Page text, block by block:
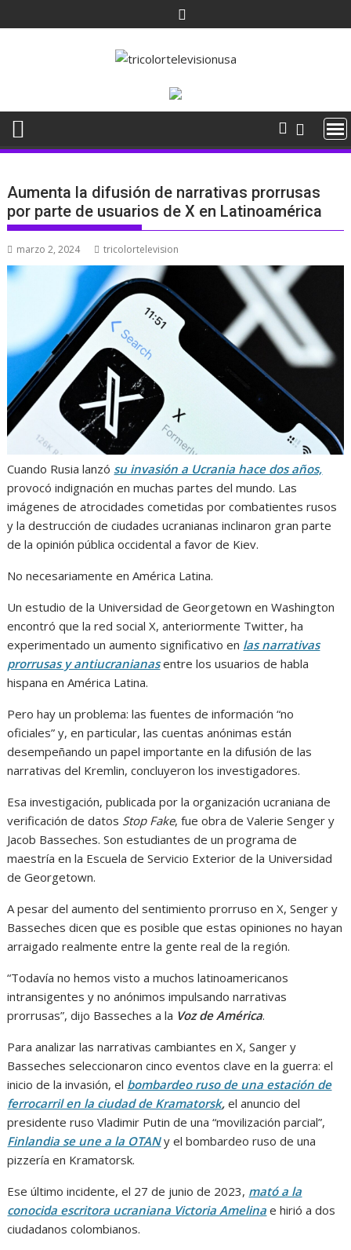
al
Aumenta la difusión de narrativas prorrusas
por parte de usuarios de X en Latinoamérica
marzo 2, 2024 tricolortelevision
Cuando Rusia lanzó su invasión a Ucrania hace dos años,
provocó indignación en muchas partes del mundo. Las
imágenes de atrocidades cometidas por combatientes rusos
y la destrucción de ciudades ucranianas inclinaron gran parte
de la opinión pública occidental a favor de Kiev.
No necesariamente en América Latina.
Un estudio de la Universidad de Georgetown en Washington
encontró que la red social X, anteriormente Twitter, ha
experimentado un aumento significativo en las narrativas
prorrusas y antiucranianasentre los usuarios de habla
hispana en América Latina.
Pero hay un problema: las fuentes de información “no
oficiales” y, en particular, las cuentas anónimas están
desempeñando un papel importante en la difusión de las
narrativas del Kremlin, concluyeron los investigadores.
Esa investigación, publicada por la organización ucraniana de
verificación de datos Stop Fake, fue obra de Valerie Senger y
Jacob Basseches. Son estudiantes de un programa de
maestría en la Escuela de Servicio Exterior de la Universidad
de Georgetown.
A pesar del aumento del sentimiento prorruso en X, Senger y
Basseches dicen que es posible que estas opiniones no hayan
arraigado realmente entre la gente real de la región.
“Todavía no hemos visto a muchos latinoamericanos
intransigentes y no anónimos impulsando narrativas
prorrusas”, dijo Basseches a la Voz de América.
Para analizar las narrativas cambiantes en X, Sanger y
Basseches seleccionaron cinco eventos clave en la guerra: el
inicio de la invasión, el bombardeo ruso de una estación de
ferrocarril en la ciudad de Kramatorsk, el anuncio del
presidente ruso Vladimir Putin de una “movilización parcial”,
Finlandia se une a la OTANy el bombardeo ruso de una
pizzería en Kramatorsk.
Ese último incidente, el 27 de junio de 2023, mató a la
conocida escritora ucraniana Victoria Amelina e hirió a dos
ciudadanos colombianos.